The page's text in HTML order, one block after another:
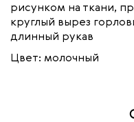
рисунком на ткани,
круглый вырез
длинный рукав
Цвет: молочный